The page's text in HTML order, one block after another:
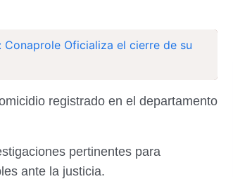
Oficializa el cierre de su
registrado en el departamento
pertinentes para
ante la justicia.